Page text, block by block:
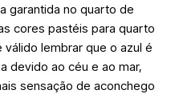
garantida no quarto de
cores pastéis para quarto
válido lembrar que o azul é
devido ao céu e ao mar,
sensação de aconchego